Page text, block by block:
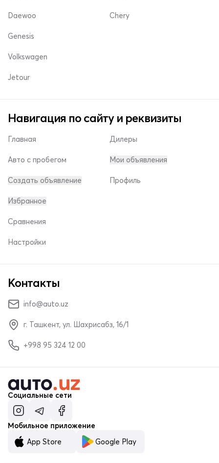
Daewoo Chery
Genesis
Volkswagen
Jetour
Навигация по сайту и реквизиты
Главная
Авто с пробегом
Создать объявление
Дилеры
Мои объявления
Профиль
Избранное
Сравнения
Настройки
Контакты
info@auto.uz
г. Ташкент, ул. Шахрисабз, 16/1
+998 95 324 12 00
Социальные сети
Мобильное приложение
App Store
Google Play